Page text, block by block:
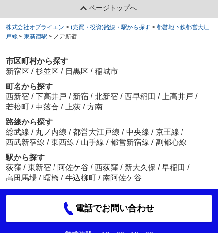
ページトップへ
株式会社オブライエン > (売買・投資)路線・駅から探す > 都営地下鉄都営大江
戸線 > 東新宿駅 > ノア新宿
市区町村から探す
新宿区 / 杉並区 / 目黒区 / 稲城市
町名から探す
西新宿 / 下高井戸 / 新宿 / 北新宿 / 西早稲田 / 上高井戸 /
若松町 / 中落合 / 上荻 / 方南
路線から探す
総武線 / 丸ノ内線 / 都営大江戸線 / 中央線 / 京王線 /
西武新宿線 / 東西線 / 山手線 / 都営新宿線 / 副都心線
駅から探す
荻窪 / 東新宿 / 阿佐ケ谷 / 西荻窪 / 新大久保 / 早稲田 /
高田馬場 / 曙橋 / 牛込柳町 / 南阿佐ケ谷
電話でお問い合わせ